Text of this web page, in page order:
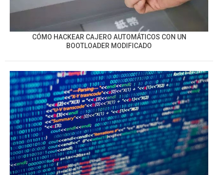
CÓMO HACKEAR CAJERO AUTOMÁTICOS CON UN
BOOTLOADER MODIFICADO